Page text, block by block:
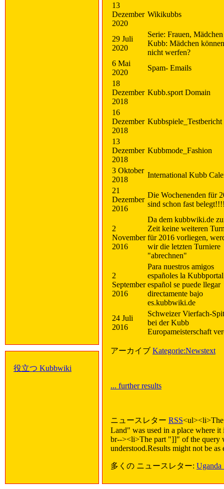
13
Dezember
2020
Wikikubbs
29 Juli
2020
Serie: Frauen,
Kubb: Mädchen können
nicht werfen?
6 Mai
2020
Spam- Emails
18
Dezember
2018
Kubb.sport Domain
16
Dezember
2018
Kubbspiele_Testbericht
13
Dezember
2018
Kubbmode_Fashion
3 Oktober
2018
International Kubb
21
Dezember
2016
Die Wochenenden für
sind schon fast
2
November
2016
Da dem kubbwiki.de
Zeit keine weiteren
für 2016 vorliegen,
wir die letzten Turniere
"abrechnen"
2
September
2016
Para nuestros amigos
españoles la Kubbportal
español se puede llegar
directamente bajo
es.kubbwiki.de
24 Juli
2016
Schweizer Vierfach-
bei der Kubb
Europameisterschaft
アーカイブ Kategorie:Newstext
... further results
ニュースレター RSS
Land" was used in a place where
br--><li>The part "]]" of the query
understood.Results might not be
多くの ニュースレター:
役立つ Kubbwiki